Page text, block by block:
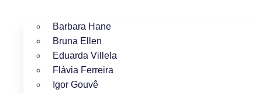
Barbara Hane
Bruna Ellen
Eduarda Villela
Flávia Ferreira
Igor Gouvê